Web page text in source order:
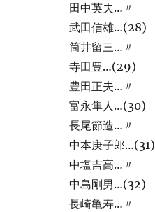
田中英夫…〃
武田信雄…(28)
筒井留三…〃
寺田豊…(29)
豊田正夫…〃
富永隼人…(30)
長尾節造…〃
中本庚子郎…(31)
中塩吉高…〃
中島剛男…(32)
長崎亀寿…〃